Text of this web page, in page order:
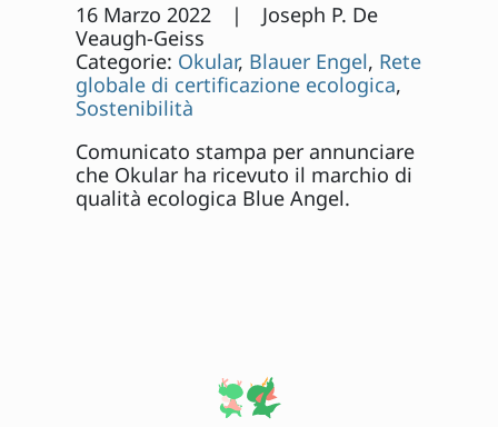
16 Marzo 2022 | Joseph P. De
Veaugh-Geiss
Categorie: Okular, Blauer Engel, Rete
globale di certificazione ecologica,
Sostenibilità
Comunicato stampa per annunciare
che Okular ha ricevuto il marchio di
qualità ecologica Blue Angel.